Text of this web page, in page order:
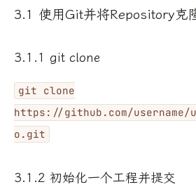
3.1 使用Git并将Repository克
3.1.1 git clone
git clone
https://github.com/username/
o.git
3.1.2 初始化一个工程并提交